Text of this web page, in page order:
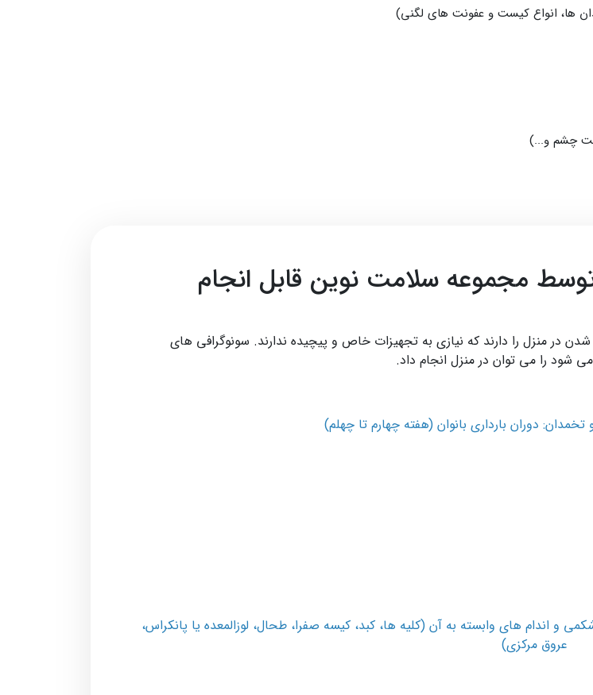
ها، انواع کیست و عفونت‌ های لگنی)
چشم و...)
مجموعه سلامت نوین قابل انجام
در منزل را دارند که نیازی به تجهیزات خاص و پیچیده ندارند. سونوگرافی ­های
­شود را می­ توان در منزل انجام داد.
تخمدان: دوران بارداری بانوان (هفته چهارم تا چهلم)
اندام های وابسته به آن (کلیه ها، کبد، کیسه صفرا، طحال، لوزالمعده یا پانکراس،
عروق مرکزی)